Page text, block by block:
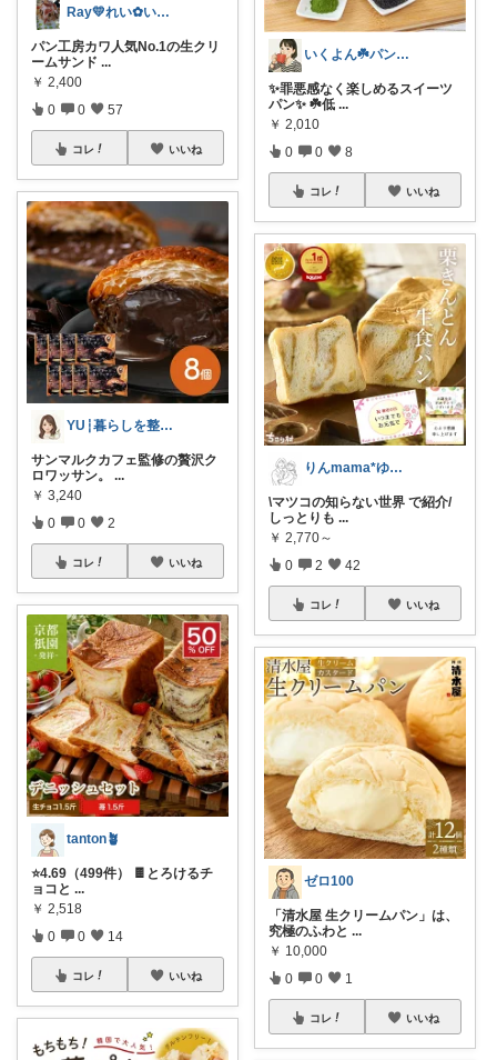
Ray💛れい︎✿いつもありがとう❁¨̮
パン工房カワ人気No.1の生クリ
ームサンド ...
￥ 2,400
0 0 57
コレ いいね
YU┆暮らしを整えるもの
サンマルクカフェ監修の贅沢ク
ロワッサン。 ...
￥ 3,240
0 0 2
コレ いいね
tanton🪴
⭐4.69（499件） 🍫とろけるチ
ョコと ...
￥ 2,518
0 0 14
コレ いいね
いくよん☘️パンのある暮らし✨
✨罪悪感なく楽しめるスイーツ
パン✨ ☘️低 ...
￥ 2,010
0 0 8
コレ いいね
りんmama*ゆるラク育児
\マツコの知らない世界 で紹介/
しっとりも ...
￥ 2,770～
0 2 42
コレ いいね
ゼロ100
「清水屋 生クリームパン」は、
究極のふわと ...
￥ 10,000
0 0 1
コレ いいね